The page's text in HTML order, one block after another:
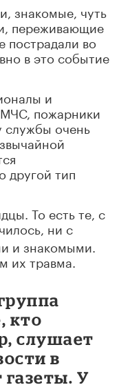
знакомые, чуть
переживающие
пострадали во
в это событие
и
пожарники
службы очень
другой тип
То есть те, с
ни с
и знакомыми.
их травма.
кто
слушает
в
газеты. У